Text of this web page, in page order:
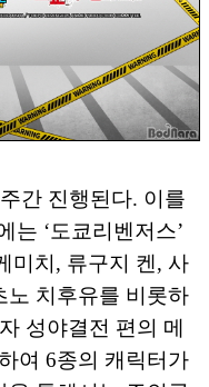
간 진행된다. 이를
는 ‘도쿄리벤저스’
미치, 류구지 켄, 사
노 치후유를 비롯하
성야결전 편의 메
여 6종의 캐릭터가